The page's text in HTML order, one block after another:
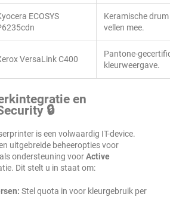
ECOSYS
Keramische
vellen mee.
VersaLink C400
Pantone-
kleurweergave.
en
🔒
is een volwaardig IT-device.
uitgebreide beheeropties voor
ondersteuning voorActive
Dit stelt u in staat om:
Stel quota in voor kleurgebruik per